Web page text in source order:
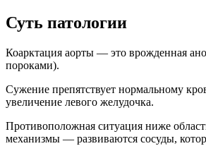
Суть патологии
Коарктация аорты — это врожденная
пороками).
Сужение препятствует нормальному
увеличение левого желудочка.
Противоположная ситуация ниже
механизмы — развиваются сосуды,